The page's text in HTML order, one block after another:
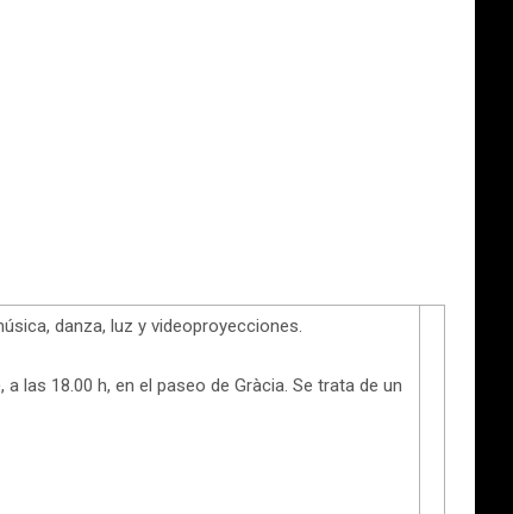
danza, luz y videoproyecciones.
las 18.00 h, en el paseo de Gràcia. Se trata de un